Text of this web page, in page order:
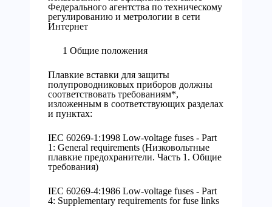
Федерального агентства по техническому
регулированию и метрологии в сети
Интернет
1 Общие положения
Плавкие вставки для защиты
полупроводниковых приборов должны
соответствовать требованиям*,
изложенным в соответствующих разделах
и пунктах:
IEC 60269-1:1998 Low-voltage fuses - Part
1: General requirements (Низковольтные
плавкие предохранители. Часть 1. Общие
требования)
IEC 60269-4:1986 Low-voltage fuses - Part
4: Supplementary requirements for fuse links